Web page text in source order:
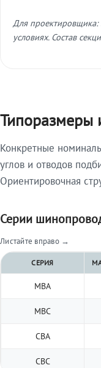
Для
условиях. Состав
Типоразмеры
Конкретные
углов и отводов
Ориентировочная
Серии
Листайте вправо →
СЕРИЯ
МВА
МВС
СВА
СВС